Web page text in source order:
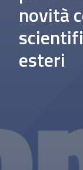
novità
esteri